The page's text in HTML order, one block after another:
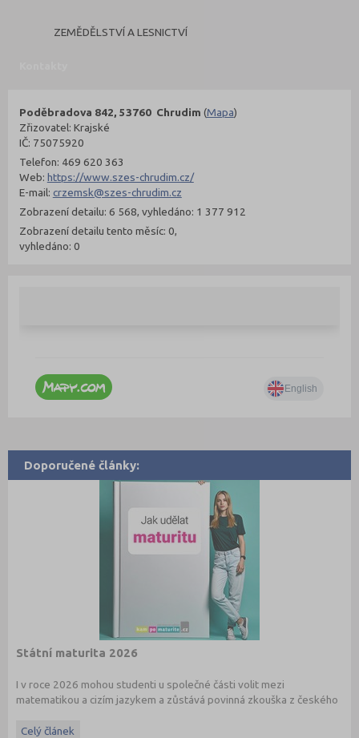
ZEMĚDĚLSTVÍ A LESNICTVÍ
Poděbradova 842, 53760 Chrudim (Mapa)
Zřizovatel: Krajské
IČ: 75075920
Telefon: 469 620 363
Web: https://www.szes-chrudim.cz/
E-mail: crzemsk@szes-chrudim.cz
Zobrazení detailu: 6 568, vyhledáno: 1 377 912
Zobrazení detailu tento měsíc: 0,
vyhledáno: 0
Doporučené články:
Státní maturita 2026
I v roce 2026 mohou studenti u společné části volit mezi
matematikou a cizím jazykem a zůstává povinná zkouška z českého
informacemi.
Celý článek